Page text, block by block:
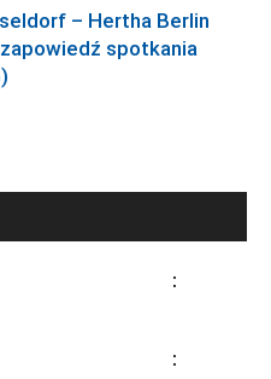
– Hertha Berlin
spotkania
:
: